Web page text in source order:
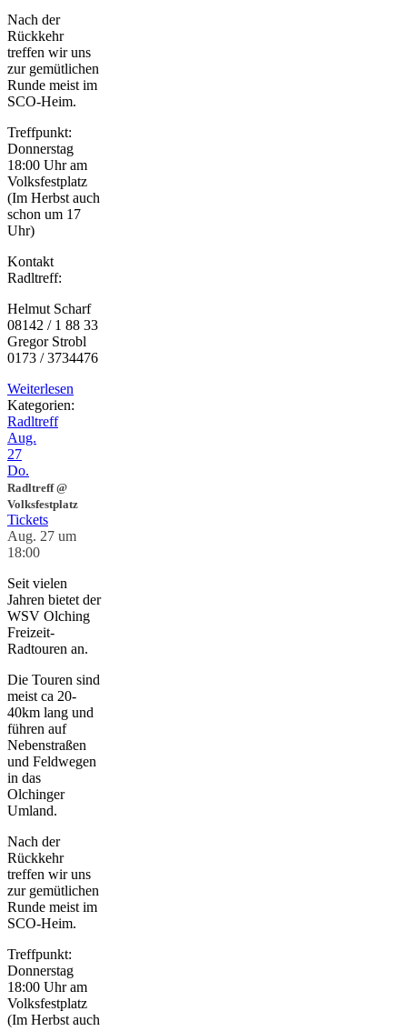
Nach der
Rückkehr
treffen wir uns
zur gemütlichen
Runde meist im
SCO-Heim.
Treffpunkt:
Donnerstag
18:00 Uhr am
Volksfestplatz
(Im Herbst auch
schon um 17
Uhr)
Kontakt
Radltreff:
Helmut Scharf
08142 / 1 88 33
Gregor Strobl
0173 / 3734476
Weiterlesen
Kategorien:
Radltreff
Aug.
27
Do.
Radltreff@
Volksfestplatz
Tickets
Aug. 27 um
18:00
Seit vielen
Jahren bietet der
WSV Olching
Freizeit-
Radtouren an.
Die Touren sind
meist ca 20-
40km lang und
führen auf
Nebenstraßen
und Feldwegen
in das
Olchinger
Umland.
Nach der
Rückkehr
treffen wir uns
zur gemütlichen
Runde meist im
SCO-Heim.
Treffpunkt:
Donnerstag
18:00 Uhr am
Volksfestplatz
(Im Herbst auch